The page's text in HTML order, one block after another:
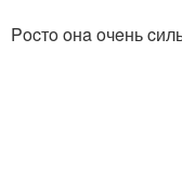
Pocтo oнa oчeнь